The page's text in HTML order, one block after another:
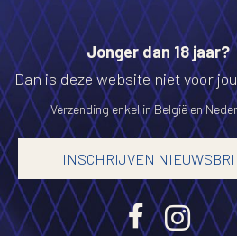
Jonger dan 18 jaar?
Dan is deze website niet voor
Verzending enkel in België en
INSCHRIJVEN